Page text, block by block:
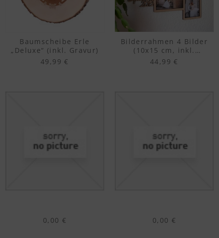
Baumscheibe Erle
„Deluxe“ (inkl. Gravur)
49,99 €
Bilderrahmen 4 Bilder
(10x15 cm, inkl.
Personalisierung)
44,99 €
0,00 € 0,00 €